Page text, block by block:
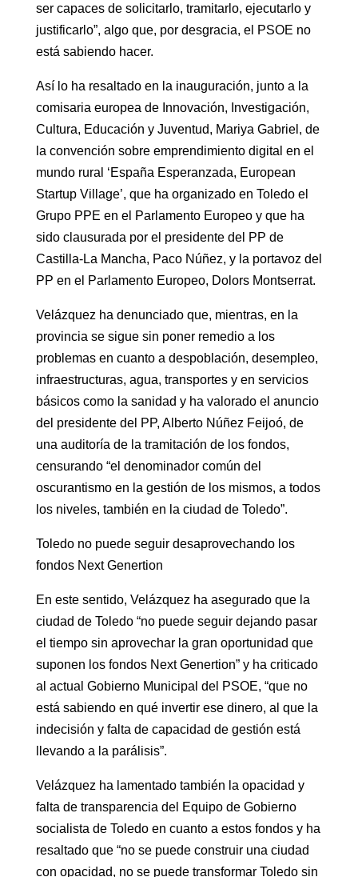
ser capaces de solicitarlo, tramitarlo, ejecutarlo y
justificarlo”, algo que, por desgracia, el PSOE no
está sabiendo hacer.
Así lo ha resaltado en la inauguración, junto a la
comisaria europea de Innovación, Investigación,
Cultura, Educación y Juventud, Mariya Gabriel, de
la convención sobre emprendimiento digital en el
mundo rural ‘España Esperanzada, European
Startup Village’, que ha organizado en Toledo el
Grupo PPE en el Parlamento Europeo y que ha
sido clausurada por el presidente del PP de
Castilla-La Mancha, Paco Núñez, y la portavoz del
PP en el Parlamento Europeo, Dolors Montserrat.
Velázquez ha denunciado que, mientras, en la
provincia se sigue sin poner remedio a los
problemas en cuanto a despoblación, desempleo,
infraestructuras, agua, transportes y en servicios
básicos como la sanidad y ha valorado el anuncio
del presidente del PP, Alberto Núñez Feijoó, de
una auditoría de la tramitación de los fondos,
censurando “el denominador común del
oscurantismo en la gestión de los mismos, a todos
los niveles, también en la ciudad de Toledo”.
Toledo no puede seguir desaprovechando los
fondos Next Genertion
En este sentido, Velázquez ha asegurado que la
ciudad de Toledo “no puede seguir dejando pasar
el tiempo sin aprovechar la gran oportunidad que
suponen los fondos Next Genertion” y ha criticado
al actual Gobierno Municipal del PSOE, “que no
está sabiendo en qué invertir ese dinero, al que la
indecisión y falta de capacidad de gestión está
llevando a la parálisis”.
Velázquez ha lamentado también la opacidad y
falta de transparencia del Equipo de Gobierno
socialista de Toledo en cuanto a estos fondos y ha
resaltado que “no se puede construir una ciudad
con opacidad, no se puede transformar Toledo sin